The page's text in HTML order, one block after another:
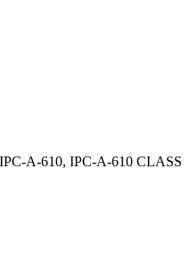
A-610, IPC-A-610 CLASS